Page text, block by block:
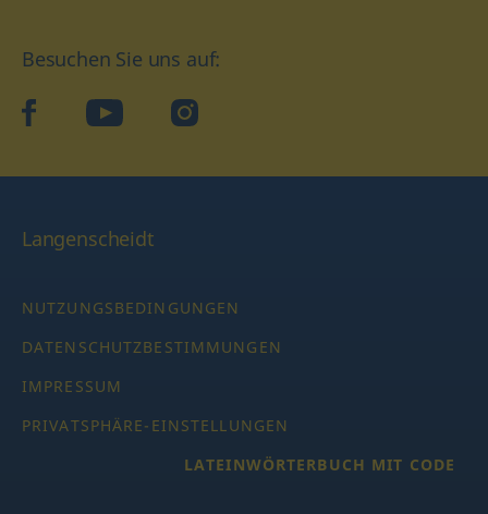
Besuchen Sie uns auf:
facebookYouTube Instagram
Langenscheidt
NUTZUNGSBEDINGUNGEN
DATENSCHUTZBESTIMMUNGEN
IMPRESSUM
PRIVATSPHÄRE-EINSTELLUNGEN
LATEINWÖRTERBUCH MIT CODE